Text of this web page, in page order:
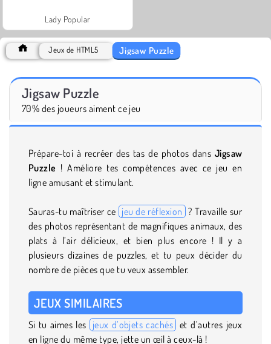
Lady Popular
Jeux de HTML5 Jigsaw Puzzle
Jigsaw Puzzle
70% des joueurs aiment ce jeu
Prépare-toi à recréer des tas de photos dans Jigsaw
Puzzle ! Améliore tes compétences avec ce jeu en
ligne amusant et stimulant.
Sauras-tu maîtriser ce jeu de réflexion ? Travaille sur
des photos représentant de magnifiques animaux, des
plats à l’air délicieux, et bien plus encore ! Il y a
plusieurs dizaines de puzzles, et tu peux décider du
nombre de pièces que tu veux assembler.
JEUX SIMILAIRES
Si tu aimes les jeux d’objets cachés et d’autres jeux
en ligne du même type, jette un œil à ceux-là !